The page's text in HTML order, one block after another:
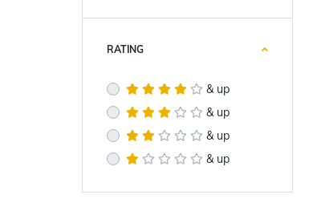
Nevis
Preston
Arata tot
RATING
& up
& up
& up
& up